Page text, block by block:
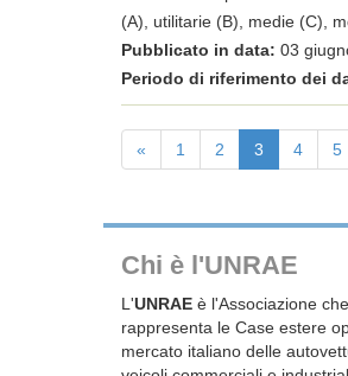
(A), utilitarie (B), medie (C),
Pubblicato in data: 03
Periodo di riferimento dei
« 1 2 3 4 5
Chi è l'UNRAE
L'UNRAE è l'Associazione che
rappresenta le Case estere
mercato italiano delle